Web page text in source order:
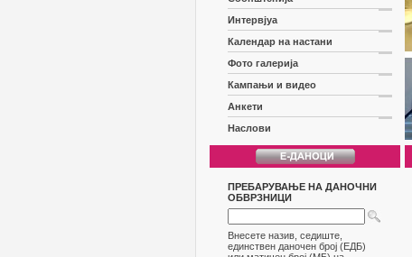
Интервјуа
Календар на настани
Фото галерија
Кампањи и видео
Анкети
Наслови
ПРЕБАРУВАЊЕ НА ДАНОЧНИ
ОБВРЗНИЦИ
Внесете назив, седиште,
единствен даночен број (ЕДБ)